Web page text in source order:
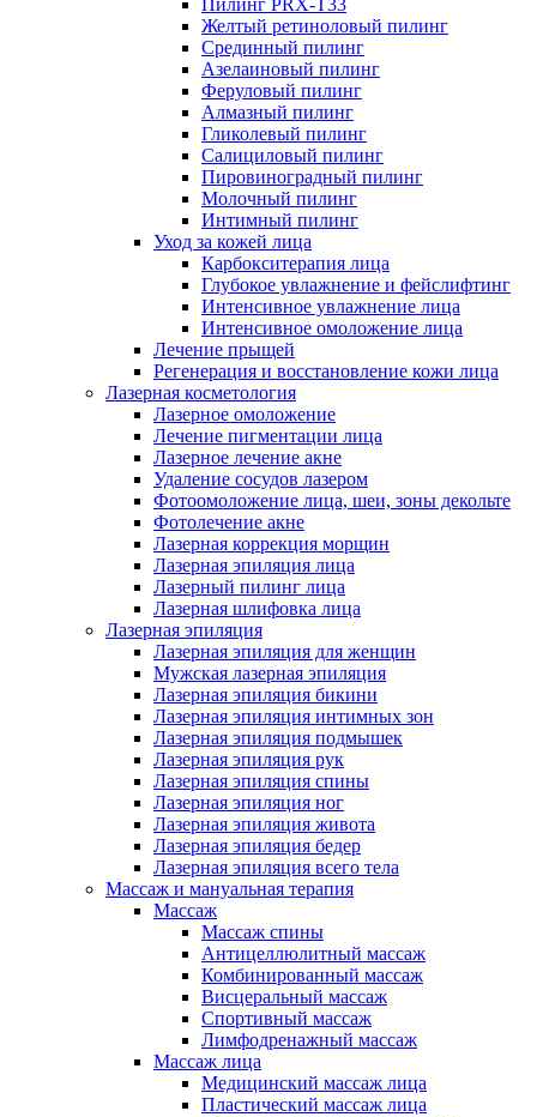
Пилинг PRX-T33
Желтый ретиноловый пилинг
Срединный пилинг
Азелаиновый пилинг
Феруловый пилинг
Алмазный пилинг
Гликолевый пилинг
Салициловый пилинг
Пировиноградный пилинг
Молочный пилинг
Интимный пилинг
Уход за кожей лица
Карбокситерапия лица
Глубокое увлажнение и фейслифтинг
Интенсивное увлажнение лица
Интенсивное омоложение лица
Лечение прыщей
Регенерация и восстановление кожи лица
Лазерная косметология
Лазерное омоложение
Лечение пигментации лица
Лазерное лечение акне
Удаление сосудов лазером
Фотоомоложение лица, шеи, зоны декольте
Фотолечение акне
Лазерная коррекция морщин
Лазерная эпиляция лица
Лазерный пилинг лица
Лазерная шлифовка лица
Лазерная эпиляция
Лазерная эпиляция для женщин
Мужская лазерная эпиляция
Лазерная эпиляция бикини
Лазерная эпиляция интимных зон
Лазерная эпиляция подмышек
Лазерная эпиляция рук
Лазерная эпиляция спины
Лазерная эпиляция ног
Лазерная эпиляция живота
Лазерная эпиляция бедер
Лазерная эпиляция всего тела
Массаж и мануальная терапия
Массаж
Массаж спины
Антицеллюлитный массаж
Комбинированный массаж
Висцеральный массаж
Спортивный массаж
Лимфодренажный массаж
Массаж лица
Медицинский массаж лица
Пластический массаж лица